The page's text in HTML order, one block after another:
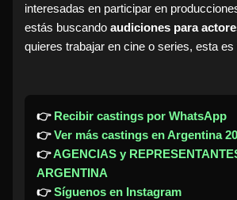
interesadas en participar en
estás buscando audiciones para
quieres trabajar en cine o series, esta es
👉 Recibir castings por WhatsApp
👉Ver más castings en Argentina
👉AGENCIAS y
ARGENTINA
👉Síguenos en Instagram